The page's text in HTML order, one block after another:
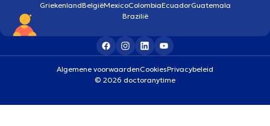
GriekenlandBelgiëMexicoColombiaEcuadorGuatemala
Brazilië
Algemene voorwaardenCookiesPrivacybeleid
© 2026 doctoranytime